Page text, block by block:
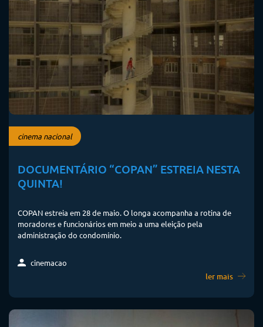
cinema nacional
DOCUMENTÁRIO “COPAN” ESTREIA NESTA
QUINTA!
COPAN estreia em 28 de maio. O longa acompanha a rotina de
moradores e funcionários em meio a uma eleição pela
administração do condomínio.
cinemacao
ler mais